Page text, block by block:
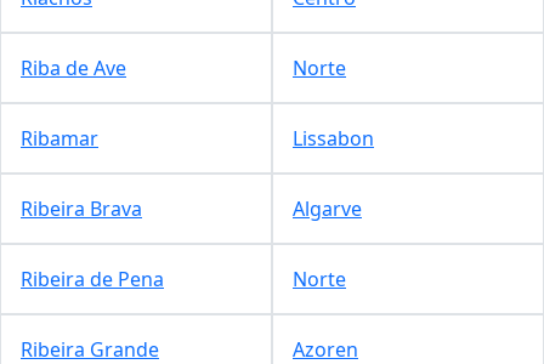
Riba de Ave Norte
Ribamar Lissabon
Ribeira Brava Algarve
Ribeira de Pena Norte
Ribeira Grande Azoren